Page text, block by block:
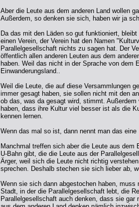
Aber die Leute aus dem anderen Land wollen
Außerdem, so denken sie sich, haben wir ja
Da das mit den Läden so gut funktioniert,
einen Verein, der Verein hat den Namen
Parallelgesellschaft nichts zu sagen hat. Der
öffentlich allen anderen Leuten aus dem
haben. Weil das nicht in der Sprache von dem
Einwanderungsland..
Weil die Leute, die auf diese Versammlungen
immer gesagt haben, sie sollen nicht mit den
ob das, was da gesagt wird, stimmt.
haben, dass ihre Kultur viel besser ist als die
kennen lernen.
Wenn das mal so ist, dann nennt man das
Manchmal treffen sich aber die Leute aus
U-Bahn gibt, die die Leute aus der
Ärger, weil sich die Leute nicht richtig
sprechen. Deshalb stechen sie sich lieber ab,
Wenn sie sich dann abgestochen haben,
Stadt, in der die Parallelgesellschaft lebt, die
Parallelgesellschaft auch denken, dass sie